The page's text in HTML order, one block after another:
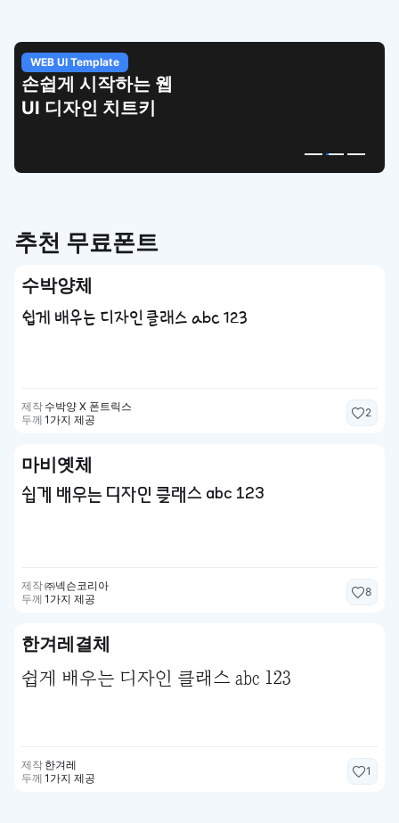
WEB UI Template
손쉽게 시작하는 웹
UI 디자인 치트키
추천 무료폰트
수박양체
쉽게 배우는 디자인 클래스 abc 123
제작 수박양 X 폰트릭스
두께 1가지 제공
2
마비옛체
쉽게 배우는 디자인 클래스 abc 123
제작㈜넥슨코리아
두께 1가지 제공
8
한겨레결체
쉽게 배우는 디자인 클래스 abc 123
제작 한겨레
두께 1가지 제공
1